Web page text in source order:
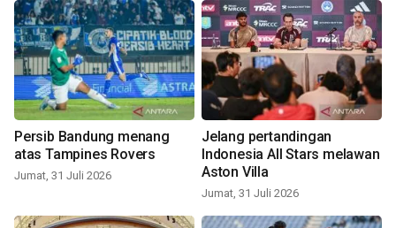
Persib Bandung menang
atas Tampines Rovers
Jumat, 31 Juli 2026
Jelang pertandingan
Indonesia All Stars melawan
Aston Villa
Jumat, 31 Juli 2026